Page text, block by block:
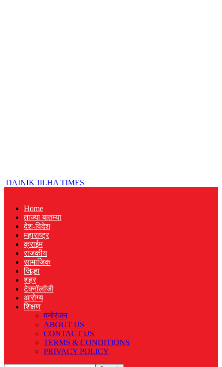
DAINIK JILHA TIMES
Home
ताज्या बातम्या
देश-विदेश
महाराष्ट्र
क्राईम
राजकीय
सामाजिक
जिल्हा
शहर
टेक्नॉलॉजी
आरोग्य
शिक्षण
मनोरंजन
ABOUT US
CONTACT US
TERMS & CONDITIONS
PRIVACY POLICY